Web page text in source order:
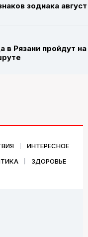
зодиака август
в Рязани пройдут на
ИНТЕРЕСНОЕ
ЗДОРОВЬЕ